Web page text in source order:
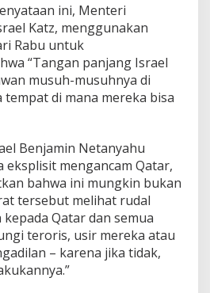
ini, Menteri
Katz, menggunakan
Rabu untuk
“Tangan panjang Israel
musuh-musuhnya di
tempat di mana mereka bisa
Benjamin Netanyahu
eksplisit mengancam Qatar,
bahwa ini mungkin bukan
tersebut melihat rudal
kepada Qatar dan semua
teroris, usir mereka atau
– karena jika tidak,